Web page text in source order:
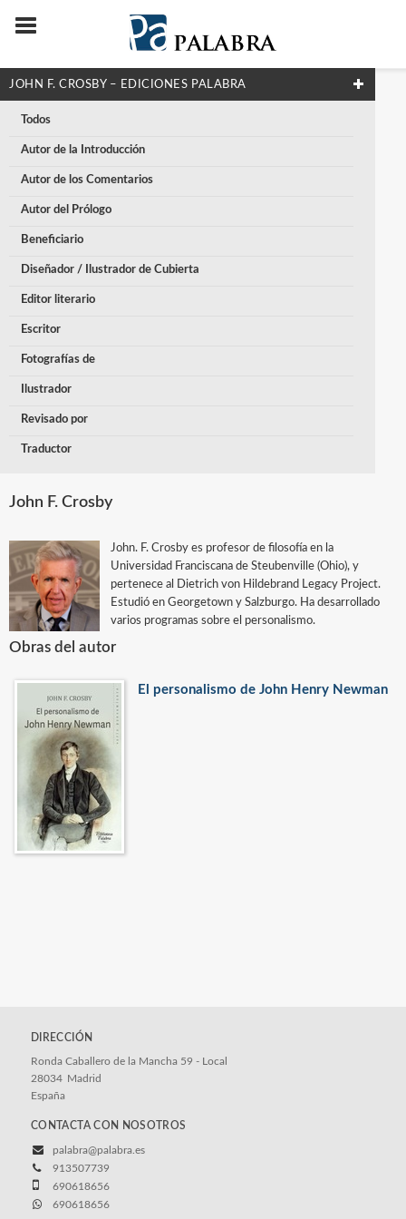
JOHN F. CROSBY – EDICIONES PALABRA
Todos
Autor de la Introducción
Autor de los Comentarios
Autor del Prólogo
Beneficiario
Diseñador / Ilustrador de Cubierta
Editor literario
Escritor
Fotografías de
Ilustrador
Revisado por
Traductor
John F. Crosby
John. F. Crosby es profesor de filosofía en la
Universidad Franciscana de Steubenville (Ohio), y
pertenece al Dietrich von Hildebrand Legacy Project.
Estudió en Georgetown y Salzburgo. Ha desarrollado
varios programas sobre el personalismo.
Obras del autor
El personalismo de John Henry Newman
DIRECCIÓN
Ronda Caballero de la Mancha 59 - Local
28034 Madrid
España
CONTACTA CON NOSOTROS
palabra@palabra.es
913507739
690618656
690618656